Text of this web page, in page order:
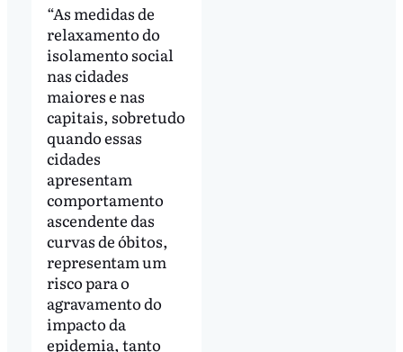
“As medidas de
relaxamento do
isolamento social
nas cidades
maiores e nas
capitais, sobretudo
quando essas
cidades
apresentam
comportamento
ascendente das
curvas de óbitos,
representam um
risco para o
agravamento do
impacto da
epidemia, tanto